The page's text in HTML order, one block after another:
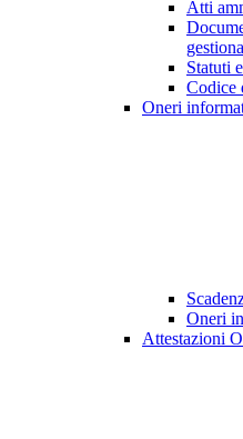
Atti
Statuti
Codice
Oneri
Oneri
Attestazioni